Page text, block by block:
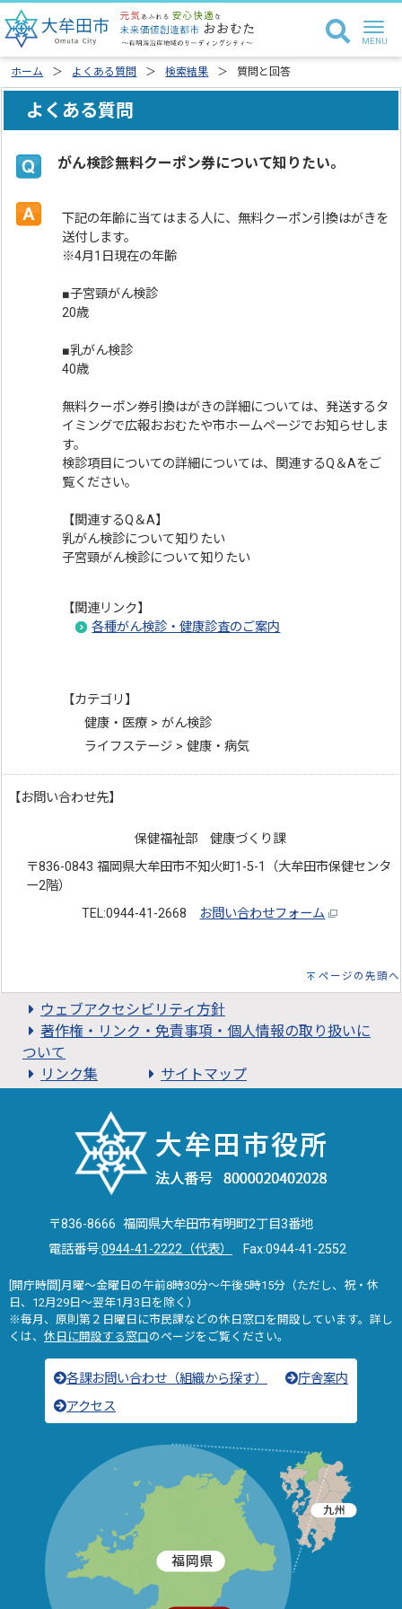
ホーム よくある質問 検索結果 質問と回答
よくある質問
がん検診無料クーポン券について知りたい。
下記の年齢に当てはまる人に、無料クーポン引換はがきを
送付します。
※4月1日現在の年齢
■子宮頸がん検診
20歳
■乳がん検診
40歳
無料クーポン券引換はがきの詳細については、発送するタ
イミングで広報おおむたや市ホームページでお知らせしま
す。
検診項目についての詳細については、関連するQ＆Aをご
覧ください。
【関連するQ＆A】
乳がん検診について知りたい
子宮頸がん検診について知りたい
【関連リンク】
各種がん検診・健康診査のご案内
【カテゴリ】
健康・医療 > がん検診
ライフステージ > 健康・病気
【お問い合わせ先】
保健福祉部 健康づくり課
〒836-0843 福岡県大牟田市不知火町1-5-1（大牟田市保健センタ
ー2階）
TEL:0944-41-2668
お問い合わせフォーム
ページの先頭へ
ウェブアクセシビリティ方針
著作権・リンク・免責事項・個人情報の取り扱いに
ついて
リンク集
サイトマップ
〒836-8666 福岡県大牟田市有明町2丁目3番地
電話番号:0944-41-2222（代表） Fax:0944-41-2552
[開庁時間]月曜～金曜日の午前8時30分～午後5時15分（ただし、祝・休
日、12月29日～翌年1月3日を除く）
※毎月、原則第２日曜日に市民課などの休日窓口を開設しています。詳し
くは、 休日に開設する窓口のページをご覧ください。
各課お問い合わせ（組織から探す）
庁舎案内
アクセス